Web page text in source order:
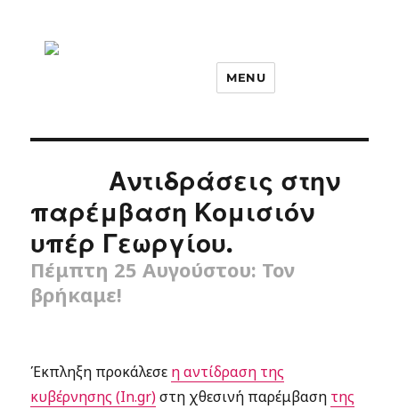
MENU
Αντιδράσεις στην
παρέμβαση Κομισιόν
υπέρ Γεωργίου.
Πέμπτη 25 Αυγούστου: Τον
βρήκαμε!
Έκπληξη προκάλεσε η αντίδραση της
κυβέρνησης (In.gr)στη χθεσινή παρέμβαση της